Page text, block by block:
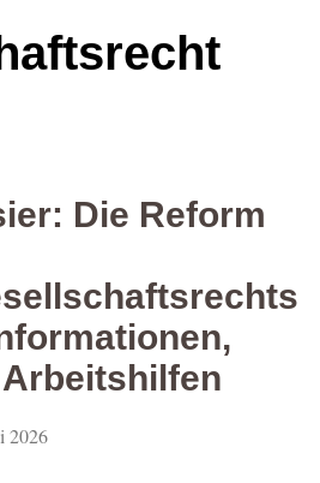
Die Reform
2026